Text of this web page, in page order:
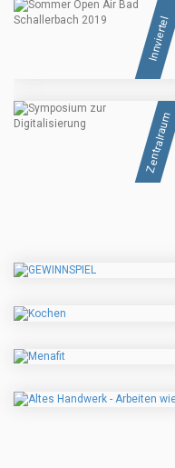
Innviertel
Zentralraum